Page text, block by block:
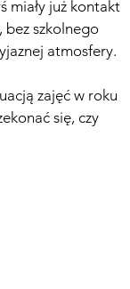
miały już kontakt
bez szkolnego
atmosfery.
zajęć w roku
się, czy